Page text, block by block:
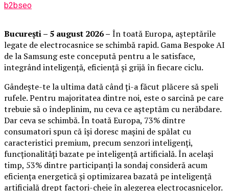
b2bseo
București – 5 august 2026 – În toată Europa, așteptările
legate de electrocasnice se schimbă rapid. Gama Bespoke AI
de la Samsung este concepută pentru a le satisface,
integrând inteligență, eficiență și grijă în fiecare ciclu.
Gândește-te la ultima dată când ți-a făcut plăcere să speli
rufele. Pentru majoritatea dintre noi, este o sarcină pe care
trebuie să o îndeplinim, nu ceva ce așteptăm cu nerăbdare.
Dar ceva se schimbă. În toată Europa, 73% dintre
consumatori spun că își doresc mașini de spălat cu
caracteristici premium, precum senzori inteligenți,
funcționalități bazate pe inteligență artificială. În același
timp, 53% dintre participanți la sondaj consideră acum
eficiența energetică și optimizarea bazată pe inteligență
artificială drept factori-cheie în alegerea electrocasnicelor.